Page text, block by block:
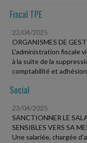
Fiscal TPE
23/04/2025
ORGANISMES DE
L'administration fiscale
à la suite de la
comptabilité et
Social
23/04/2025
SANCTIONNER LE
SENSIBLES VERS SA
Une salariée, chargée